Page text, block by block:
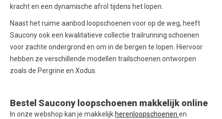
kracht en een dynamische afrol tijdens het lopen.
Naast het ruime aanbod loopschoenen voor op de weg, heeft
Saucony ook een kwalitatieve collectie trailrunning schoenen
voor zachte ondergrond en om in de bergen te lopen. Hiervoor
hebben ze verschillende modellen trailschoenen ontworpen
zoals de Pergrine en Xodus.
Bestel Saucony loopschoenen makkelijk online
In onze webshop kan je makkelijk herenloopschoenen en